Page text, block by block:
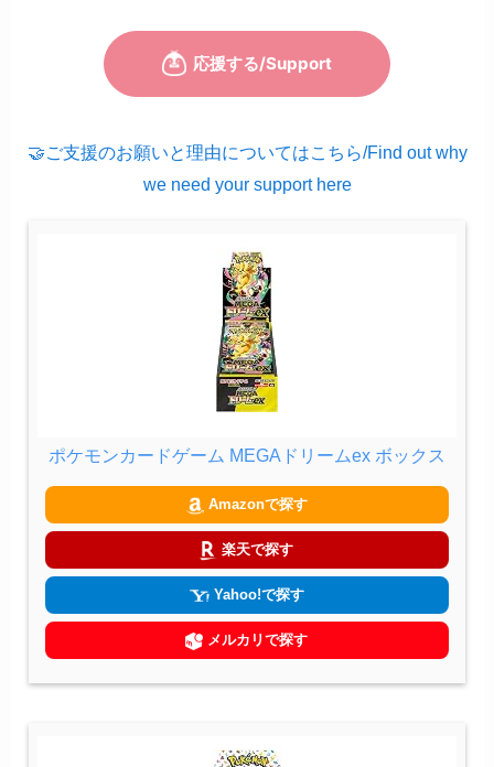
🤝ご支援のお願いと理由についてはこちら/Find out why
we need your support here
ポケモンカードゲーム MEGAドリームex ボックス
Amazonで探す
楽天で探す
Yahoo!で探す
メルカリで探す